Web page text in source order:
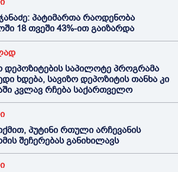
პატიმართა რაოდენობა
18 თვეში 43%-ით გაიზარდა
დეპოზიტების საპილოტე პროგრამა
ხდება, სავიზო დეპოზიტის თანხა კი
კვლავ რჩება საქართველო
პუტინი რთული არჩევანის
შეჩერებას განიხილავს